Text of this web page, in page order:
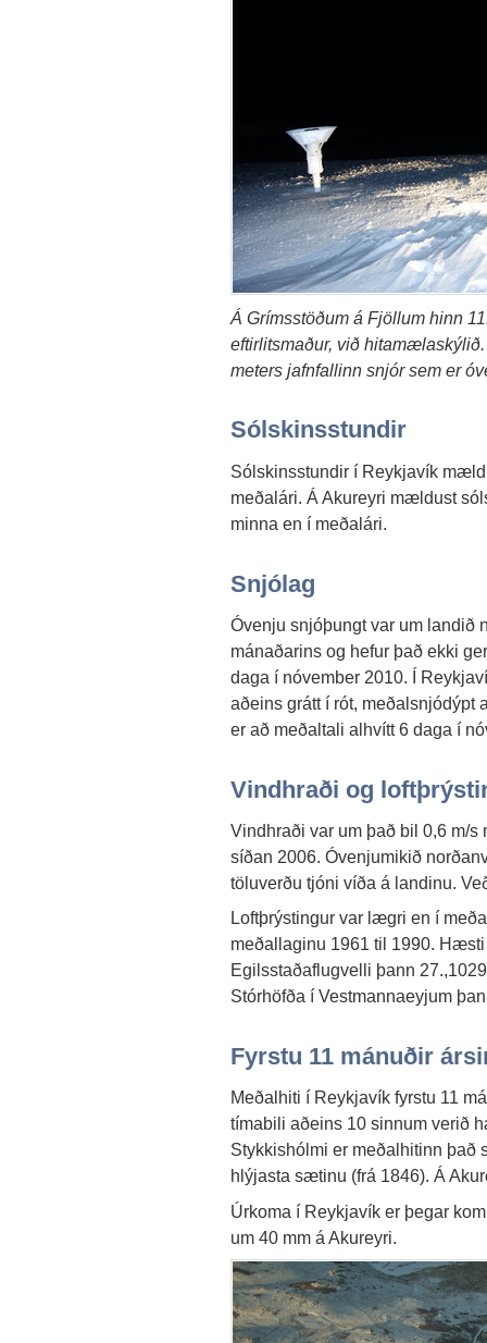
Á Grímsstöðum á Fjöllum hinn
eftirlitsmaður, við
meters jafnfallinn snjór sem er
Sólskinsstundir
Sólskinsstundir í Reykjavík
meðalári. Á Akureyri mældust
minna en í meðalári.
Snjólag
Óvenju snjóþungt var um landið
mánaðarins og hefur það ekki
daga í nóvember 2010. Í
aðeins grátt í rót, meðalsnjódýpt
er að meðaltali alhvítt 6 daga í
Vindhraði og
Vindhraði var um það bil 0,6 m/
síðan 2006. Óvenjumikið
töluverðu tjóni víða á landinu.
Loftþrýstingur var lægri en í
meðallaginu 1961 til 1990.
Egilsstaðaflugvelli þann
Stórhöfða í Vestmannaeyjum
Fyrstu 11 mánuðir
Meðalhiti í Reykjavík fyrstu 11
tímabili aðeins 10 sinnum verið
Stykkishólmi er meðalhitinn það
hlýjasta sætinu (frá 1846). Á
Úrkoma í Reykjavík er þegar
um 40 mm á Akureyri.